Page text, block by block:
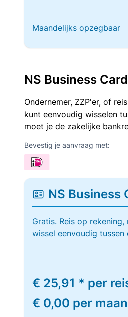
Maandelijks opzegbaar
NS Business
Ondernemer, ZZP'er, of
kunt eenvoudig wisselen
moet je de zakelijke
Bevestig je aanvraag met:
NS Business
Gratis. Reis op
wissel eenvoudig
€ 25,91 * per
€ 0,00 per